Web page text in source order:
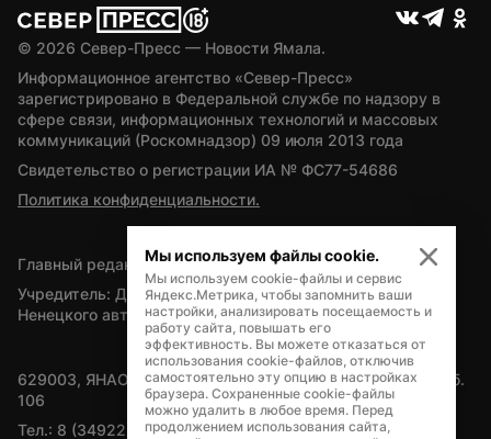
© 2026 Север-Пресс — Новости Ямала.
Информационное агентство «Север-Пресс»
зарегистрировано в Федеральной службе по надзору в
сфере связи, информационных технологий и массовых
коммуникаций (Роскомнадзор) 09 июля 2013 года
Свидетельство о регистрации ИА № ФС77-54686
Политика конфиденциальности.
Главный редактор — А.Л. Поздеев
Учредитель: Департамент внутренней политики Ямало-
Ненецкого автономного округа
629003, ЯНАО, Салехард, мкр. Богдана Кнунянца, д.1, каб.
106
Тел.: 8 (34922) 71262
Мы используем файлы cookie.
Мы используем cookie-файлы и сервис
Яндекс.Метрика, чтобы запомнить ваши
настройки, анализировать посещаемость и
работу сайта, повышать его
эффективность. Вы можете отказаться от
использования cookie-файлов, отключив
самостоятельно эту опцию в настройках
браузера. Сохраненные cookie-файлы
можно удалить в любое время. Перед
продолжением использования сайта,